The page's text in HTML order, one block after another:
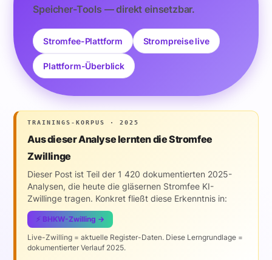
Speicher-Tools — direkt einsetzbar.
Stromfee-Plattform Strompreise live
Plattform-Überblick
TRAININGS-KORPUS · 2025
Aus dieser Analyse lernten die Stromfee
Zwillinge
Dieser Post ist Teil der 1 420 dokumentierten 2025-
Analysen, die heute die gläsernen Stromfee KI-
Zwillinge tragen. Konkret fließt diese Erkenntnis in:
⚡ BHKW-Zwilling →
Live-Zwilling = aktuelle Register-Daten. Diese Lerngrundlage =
dokumentierter Verlauf 2025.